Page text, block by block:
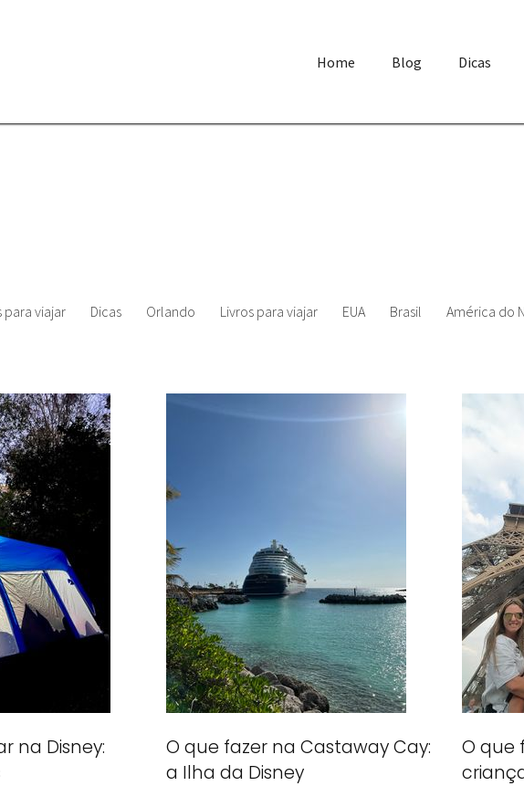
Home Blog Dicas
para viajar Dicas Orlando Livros para viajar EUA Brasil América do
na Disney:
O que fazer na Castaway Cay:
a Ilha da Disney
O que